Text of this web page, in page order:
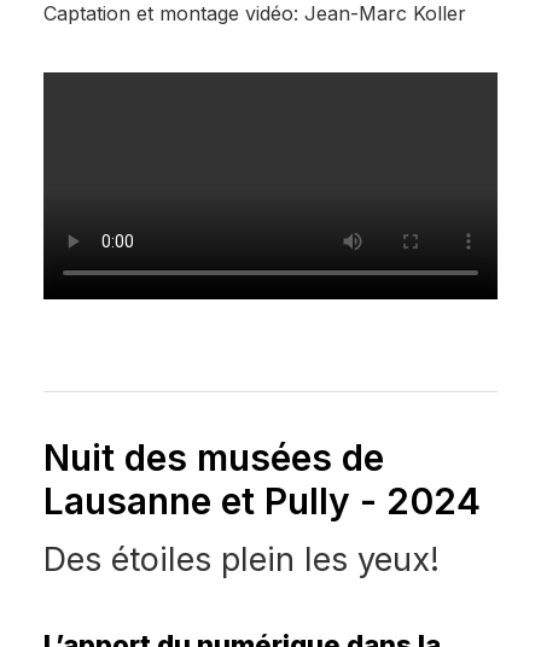
Captation et montage vidéo: Jean-Marc Koller
Nuit des musées de
Lausanne et Pully - 2024
Des étoiles plein les yeux!